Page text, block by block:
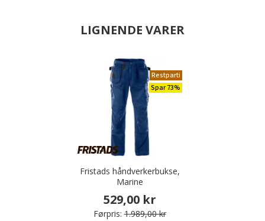
LIGNENDE VARER
Restparti
Spar 73%
Fristads håndverkerbukse,
Marine
529,00 kr
Førpris: 1.989,00 kr